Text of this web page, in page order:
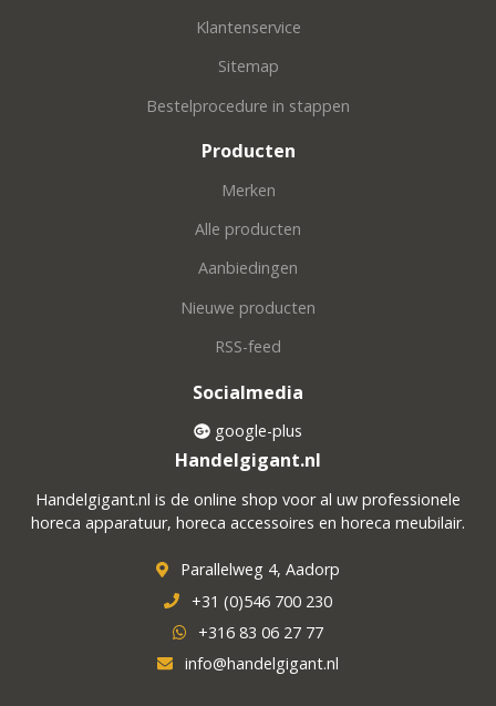
Klantenservice
Sitemap
Bestelprocedure in stappen
Producten
Merken
Alle producten
Aanbiedingen
Nieuwe producten
RSS-feed
Socialmedia
google-plus
Handelgigant.nl
Handelgigant.nl is de online shop voor al uw professionele
horeca apparatuur, horeca accessoires en horeca meubilair.
Parallelweg 4, Aadorp
+31 (0)546 700 230
+316 83 06 27 77
info@handelgigant.nl